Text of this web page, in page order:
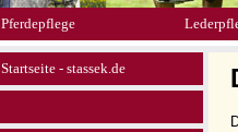
Pferdepflege
Startseite - stassek.de